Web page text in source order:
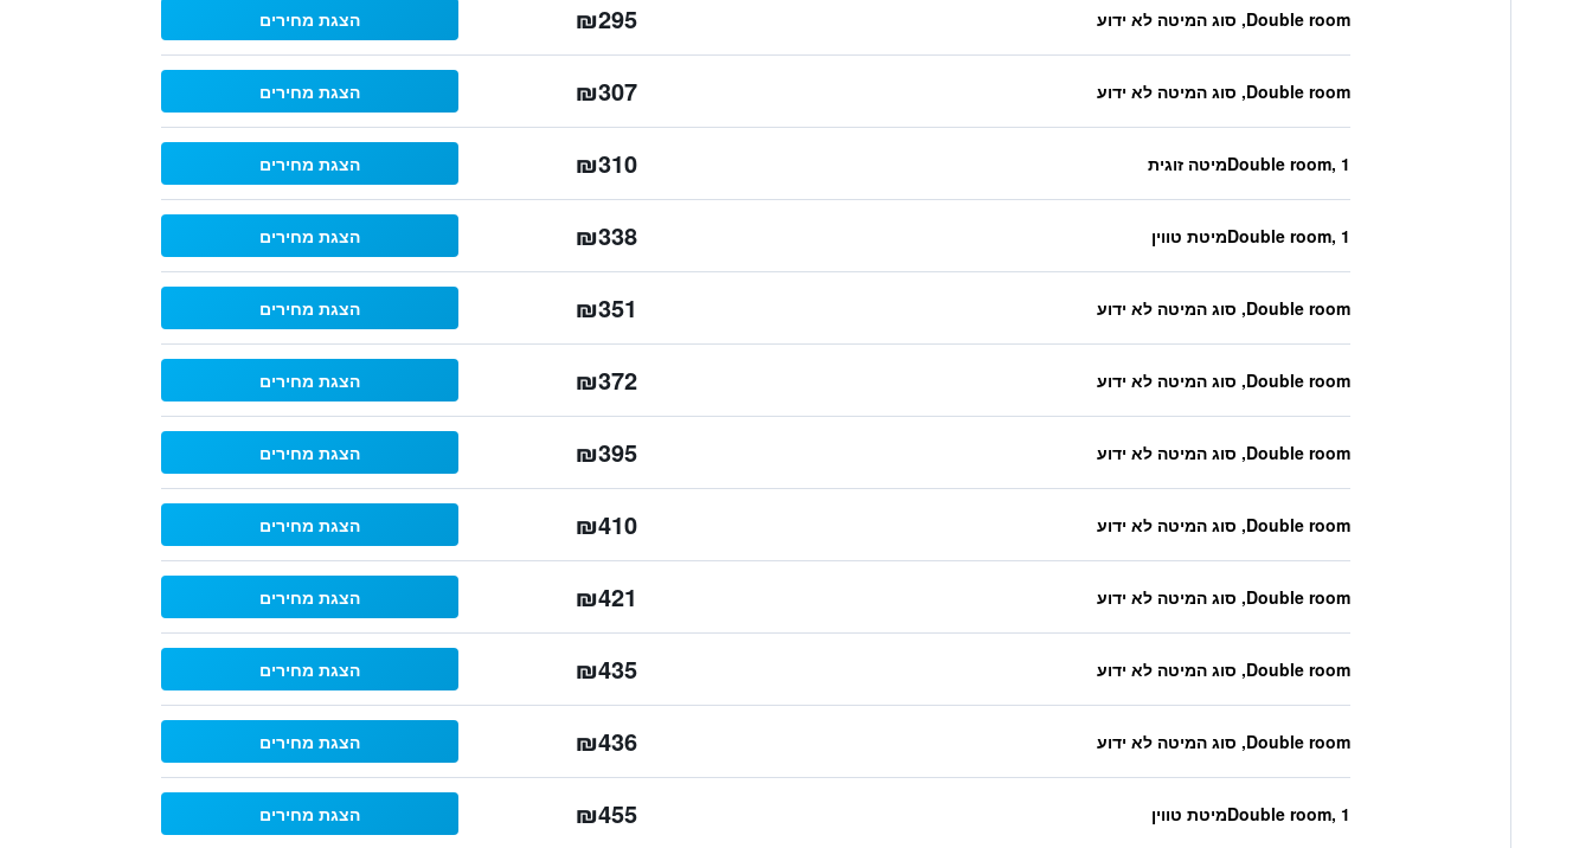
Double room, סוג המיטה לא ידוע ₪295 הצגת מחירים
Double room, סוג המיטה לא ידוע ₪307 הצגת מחירים
Double room, 1מיטה זוגית ₪310 הצגת מחירים
Double room, 1מיטת טווין ₪338 הצגת מחירים
Double room, סוג המיטה לא ידוע ₪351 הצגת מחירים
Double room, סוג המיטה לא ידוע ₪372 הצגת מחירים
Double room, סוג המיטה לא ידוע ₪395 הצגת מחירים
Double room, סוג המיטה לא ידוע ₪410 הצגת מחירים
Double room, סוג המיטה לא ידוע ₪421 הצגת מחירים
Double room, סוג המיטה לא ידוע ₪435 הצגת מחירים
Double room, סוג המיטה לא ידוע ₪436 הצגת מחירים
Double room, 1מיטת טווין ₪455 הצגת מחירים